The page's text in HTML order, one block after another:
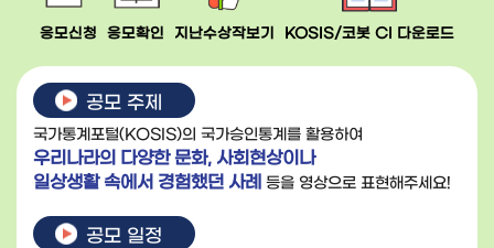
응모신청 응모확인 지난수상작보기 KOSIS/코봇 CI 다운로드
공모 주제
국가통계포털(KOSIS)의 국가승인통계를 활용하여
우리나라의 다양한 문화, 사회현상이나
일상생활 속에서 경험했던 사례
등을 영상으로 표현해주세요!
공모 일정